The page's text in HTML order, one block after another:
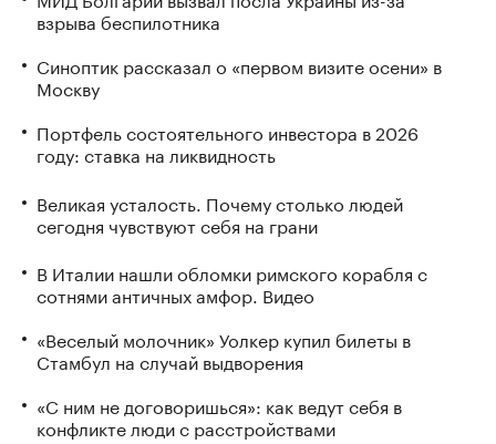
взрыва беспилотника
Синоптик рассказал о «первом визите осени» в
Москву
Портфель состоятельного инвестора в 2026
году: ставка на ликвидность
Великая усталость. Почему столько людей
сегодня чувствуют себя на грани
В Италии нашли обломки римского корабля с
сотнями античных амфор. Видео
«Веселый молочник» Уолкер купил билеты в
Стамбул на случай выдворения
«С ним не договоришься»: как ведут себя в
конфликте люди с расстройствами